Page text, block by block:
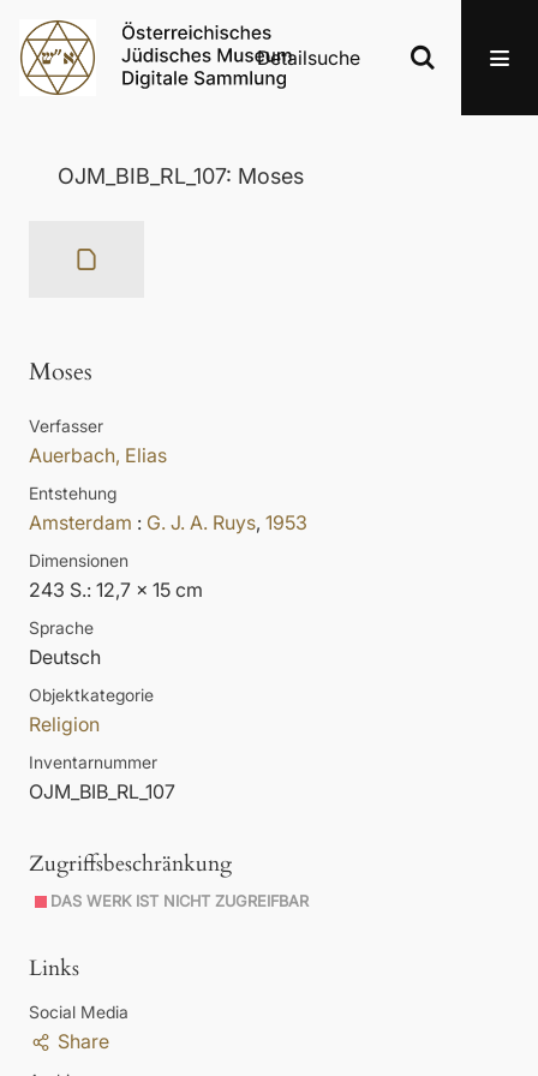
Detailsuche
OJM_BIB_RL_107: Moses
Moses
Verfasser
Auerbach, Elias
Entstehung
Amsterdam : G. J. A. Ruys, 1953
Dimensionen
243 S.: 12,7 x 15 cm
Sprache
Deutsch
Objektkategorie
Religion
Inventarnummer
OJM_BIB_RL_107
Zugriffsbeschränkung
DAS WERK IST NICHT ZUGREIFBAR
Links
Social Media
Share